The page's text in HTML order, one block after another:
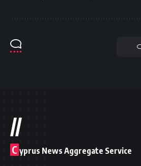
//
C yprus News Aggregate Service